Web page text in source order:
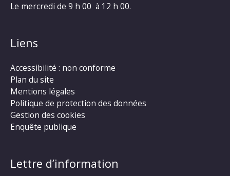
Le mercredi de 9 h 00 à 12 h 00.
Liens
Accessibilité : non conforme
Plan du site
Mentions légales
Politique de protection des données
Gestion des cookies
Enquête publique
Lettre d’information